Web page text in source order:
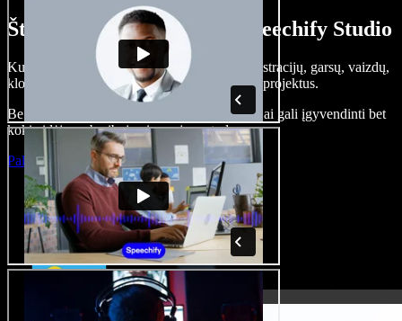
Štai ką galite nuveikti su Speechify Studio
Kurkite įgarsinimus, pridėkite nemokamų iliustracijų, garsų, vaizdų,
klonuokite balsą – kurkite pilnus, įspūdingus projektus.
Be jokių mokymų ir viskas naršyklėje – kūrėjai gali įgyvendinti bet
kokią idėją, neberibojami senųjų metodų.
Paleisti studiją